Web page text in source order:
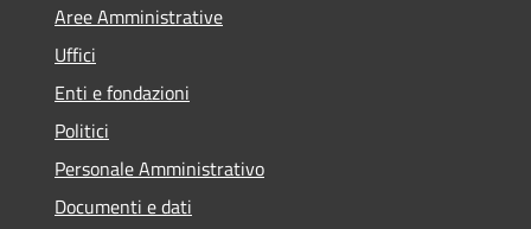
Aree Amministrative
Uffici
Enti e fondazioni
Politici
Personale Amministrativo
Documenti e dati